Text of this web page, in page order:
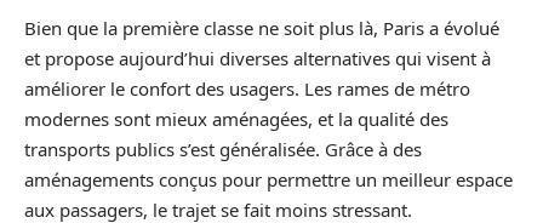
Bien que la première classe ne soit plus là, Paris a évolué
et propose aujourd’hui diverses alternatives qui visent à
améliorer le confort des usagers. Les rames de métro
modernes sont mieux aménagées, et la qualité des
transports publics s’est généralisée. Grâce à des
aménagements conçus pour permettre un meilleur espace
aux passagers, le trajet se fait moins stressant.